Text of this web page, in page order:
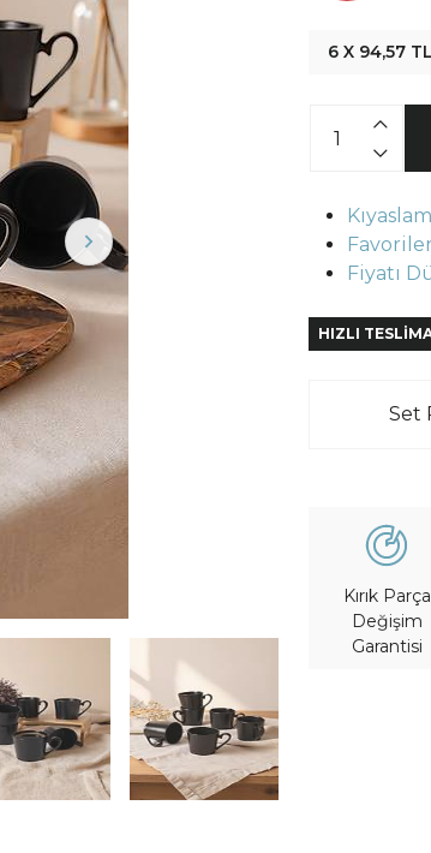
6 X 94,57 TL
Fiyatı
HIZLI
Set
Kırık Parça
Değişim
Garantisi